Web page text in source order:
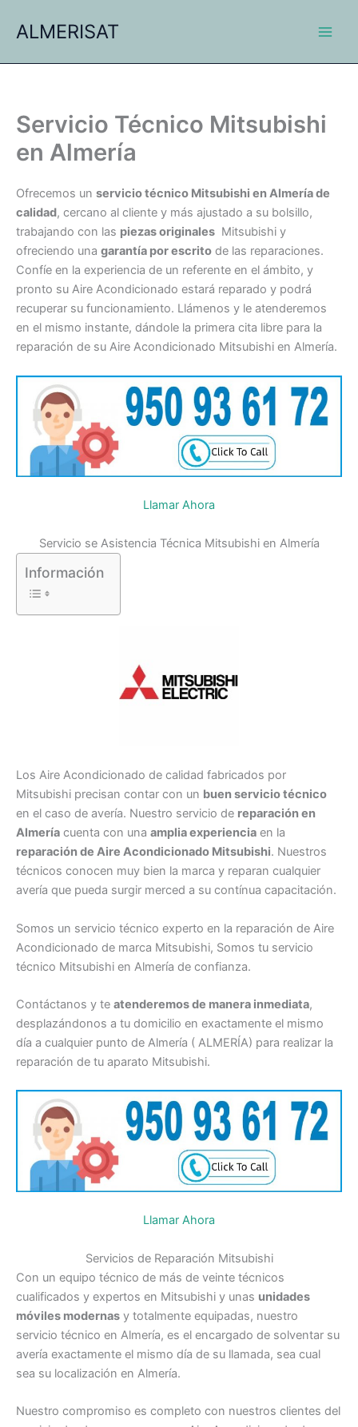
ALMERISAT
Servicio Técnico Mitsubishi
en Almería
Ofrecemos un servicio técnico Mitsubishi en Almería de
calidad, cercano al cliente y más ajustado a su bolsillo,
trabajando con las piezas originales Mitsubishi y
ofreciendo una garantía por escrito de las reparaciones.
Confíe en la experiencia de un referente en el ámbito, y
pronto su Aire Acondicionado estará reparado y podrá
recuperar su funcionamiento. Llámenos y le atenderemos
en el mismo instante, dándole la primera cita libre para la
reparación de su Aire Acondicionado Mitsubishi en Almería.
Llamar Ahora
Servicio se Asistencia Técnica Mitsubishi en Almería
Información
Los Aire Acondicionado de calidad fabricados por
Mitsubishi precisan contar con un buen servicio técnico
en el caso de avería. Nuestro servicio de reparación en
Almería cuenta con una amplia experiencia en la
reparación de Aire Acondicionado Mitsubishi. Nuestros
técnicos conocen muy bien la marca y reparan cualquier
avería que pueda surgir merced a su contínua capacitación.
Somos un servicio técnico experto en la reparación de Aire
Acondicionado de marca Mitsubishi, Somos tu servicio
técnico Mitsubishi en Almería de confianza.
Contáctanos y te atenderemos de manera inmediata,
desplazándonos a tu domicilio en exactamente el mismo
día a cualquier punto de Almería ( ALMERÍA) para realizar la
reparación de tu aparato Mitsubishi.
Llamar Ahora
Servicios de Reparación Mitsubishi
Con un equipo técnico de más de veinte técnicos
cualificados y expertos en Mitsubishi y unas unidades
móviles modernas y totalmente equipadas, nuestro
servicio técnico en Almería, es el encargado de solventar su
avería exactamente el mismo día de su llamada, sea cual
sea su localización en Almería.
Nuestro compromiso es completo con nuestros clientes del